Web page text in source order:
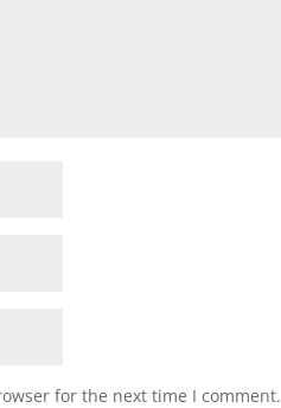
for the next time I comment.